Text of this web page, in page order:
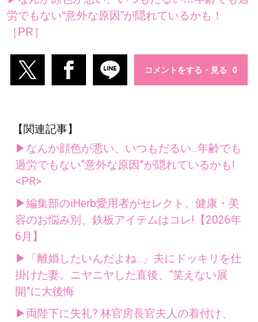
労でもない“意外な原因”が隠れているかも！
［PR］
コメントをする・見る
【関連記事】
▶なんか顔色が悪い、いつもだるい...年齢でも
過労でもない“意外な原因”が隠れているかも!
<PR>
▶編集部のiHerb愛用者がセレクト。健康・美
容のお悩み別、鉄板アイテムはコレ!【2026年
6月】
▶「離婚したいんだよね...」夫にドッキリを仕
掛けた妻。ニヤニヤした直後、“笑えない展
開”に大後悔
▶両陛下に失礼? 林官房長官夫人の着付け、